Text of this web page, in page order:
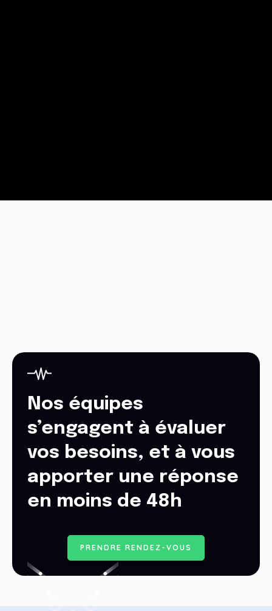
Nos équipes
s’engagent à évaluer
vos besoins, et à vous
apporter une réponse
en moins de 48h
P RE ND RE RE ND E Z - VO US